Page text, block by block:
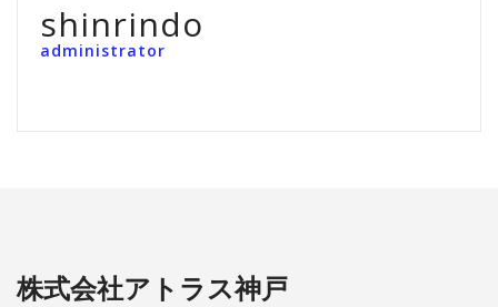
shinrindo
administrator
株式会社アトラス神戸